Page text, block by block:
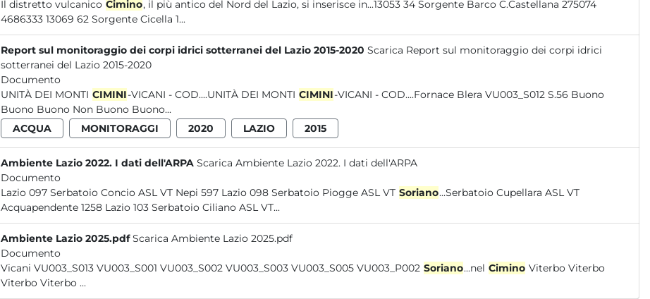
Il distretto vulcanico Cimino, il più antico del Nord del Lazio, si inserisce in...13053 34 Sorgente Barco C.Castellana 275074
4686333 13069 62 Sorgente Cicella 1...
Report sul monitoraggio dei corpi idrici sotterranei del Lazio 2015-2020 Scarica Report sul monitoraggio dei corpi idrici
sotterranei del Lazio 2015-2020
Documento
UNITÀ DEI MONTI CIMINI-VICANI - COD....UNITÀ DEI MONTI CIMINI-VICANI - COD....Fornace Blera VU003_S012 S.56 Buono
Buono Buono Non Buono Buono...
ACQUA
MONITORAGGI 2020 LAZIO 2015
Ambiente Lazio 2022. I dati dell'ARPA Scarica Ambiente Lazio 2022. I dati dell'ARPA
Documento
Lazio 097 Serbatoio Concio ASL VT Nepi 597 Lazio 098 Serbatoio Piogge ASL VT Soriano...Serbatoio Cupellara ASL VT
Acquapendente 1258 Lazio 103 Serbatoio Ciliano ASL VT...
Ambiente Lazio 2025.pdf Scarica Ambiente Lazio 2025.pdf
Documento
Vicani VU003_S013 VU003_S001 VU003_S002 VU003_S003 VU003_S005 VU003_P002 Soriano...nel Cimino
Viterbo Viterbo ...